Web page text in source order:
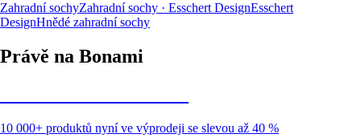
Zahradní sochyZahradní sochy · Esschert DesignEsschert
DesignHnědé zahradní sochy
Právě na Bonami
10 000+ produktů nyní ve výprodeji se slevou až 40 %